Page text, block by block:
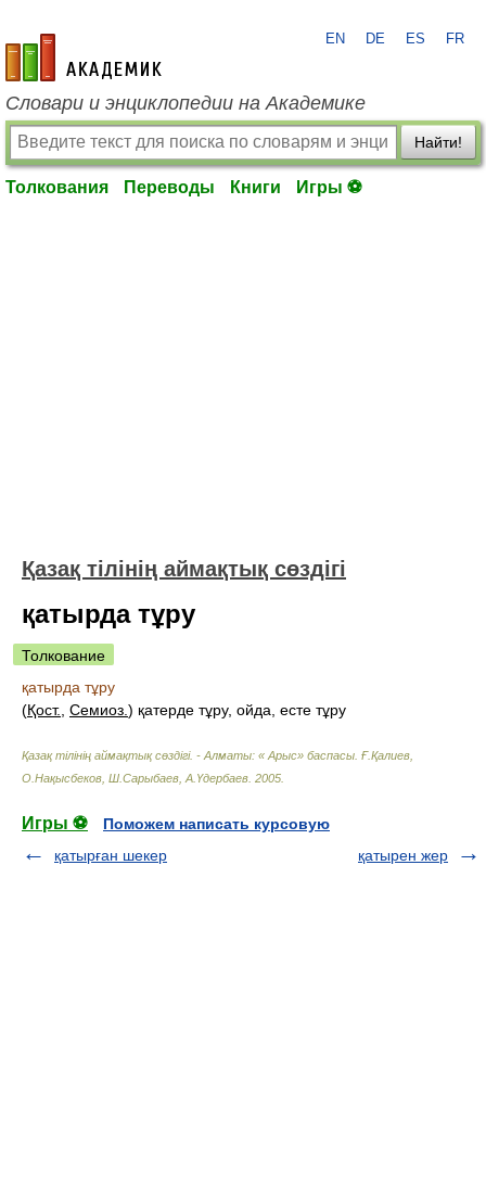
academic.ru
EN DE ES FR
Словари и энциклопедии на Академике
Найти!
Толкования Переводы Книги Игры ⚽
Қазақ тілінің аймақтық сөздігі
қатырда тұру
Толкование
қатырда тұру
(Қост. Семиоз. ) қатерде тұру, ойда, есте тұру
Қазақ тілінің аймақтық сөздігі. - Алматы: « Арыс» баспасы Ғ.Қалиев,
О.Нақысбеков, Ш.Сарыбаев, А.Үдербаев 2005
Игры ⚽
Поможем написать курсовую
қатырған шекер
қатырен жер